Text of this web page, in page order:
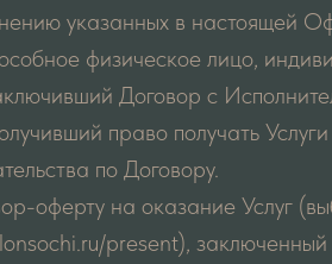
указанных в настоящей
физическое лицо,
Договор с
право получать
по Договору.
оферту на оказание Услуг
present),